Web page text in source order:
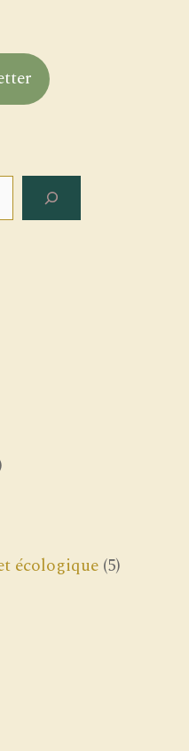
écologique (5)